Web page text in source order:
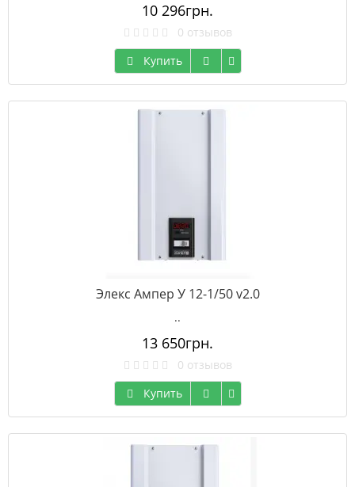
10 296грн.
0 отзывов
Купить
Элекс Ампер У 12-1/50 v2.0
..
13 650грн.
0 отзывов
Купить